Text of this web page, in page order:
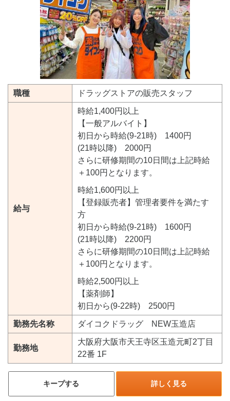
職種 ドラッグストアの販売スタッフ
給与
時給1,400円以上
【一般アルバイト】
初日から時給(9-21時) 1400円
(21時以降) 2000円
さらに研修期間の10日間は上記時給
＋100円となります。
時給1,600円以上
【登録販売者】管理者要件を満たす
方
初日から時給(9-21時) 1600円
(21時以降) 2200円
さらに研修期間の10日間は上記時給
＋100円となります。
時給2,500円以上
【薬剤師】
初日から(9-22時) 2500円
勤務先名称 ダイコクドラッグ NEW玉造店
勤務地
大阪府大阪市天王寺区玉造元町2丁目
22番 1F
キープする 詳しく見る